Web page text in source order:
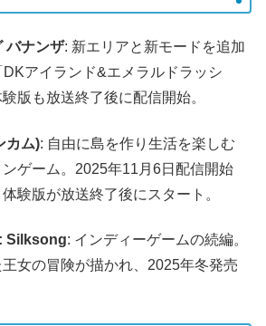
バナンザ: 新エリアと新モードを追加
アイランド&エメラルドラッシ
版も放送終了後に配信開始。
カム): 自由に島を作り生活を楽しむ
ゲーム。2025年11月6日配信開始
験版が放送終了後にスタート。
Silksong: インディーゲームの続編。
女の冒険が描かれ、2025年冬発売